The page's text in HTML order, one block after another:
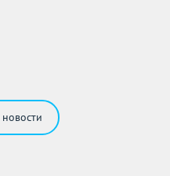
новости